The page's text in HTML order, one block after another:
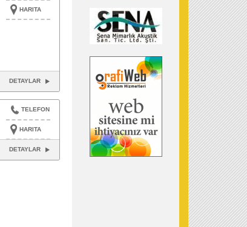
HARITA
DETAYLAR
TELEFON
HARITA
DETAYLAR